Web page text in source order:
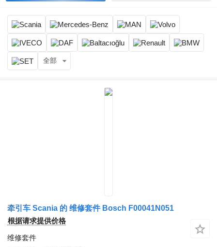
全部
牵引车 Scania 的 维修套件 Bosch F00041N051
根据请求提供价格
维修套件